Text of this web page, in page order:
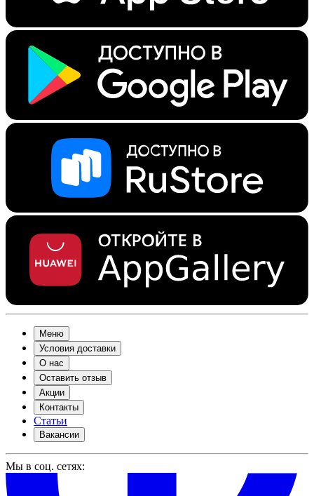
Меню
Условия доставки
О нас
Оставить отзыв
Акции
Контакты
Статьи
Вакансии
Мы в соц. сетях: